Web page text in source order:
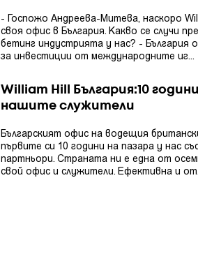
- Госпожо Андреева-Митева, наскоро
своя офис в България. Какво се случи
бетинг индустрията у нас? - България
за инвестиции от международните иг...
William Hill България:10
нашите служители
Българският офис на водещия
първите си 10 години на пазара у нас
партньори. Страната ни е една от
свой офис и служители. Ефективна и